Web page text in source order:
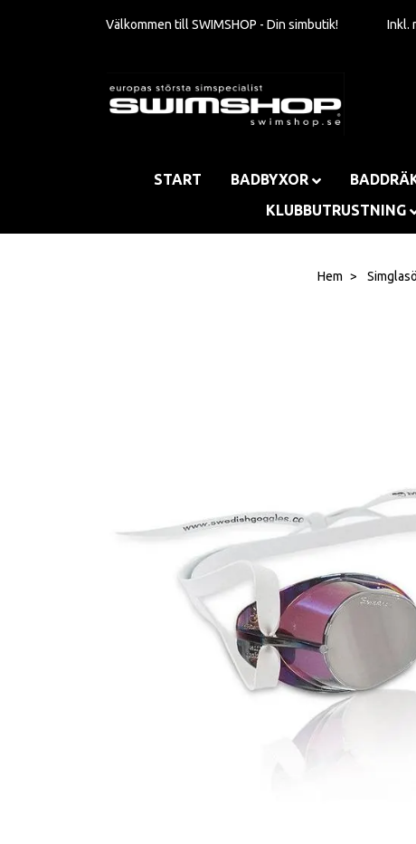
Välkommen till SWIMSHOP - Din simbutik! Inkl.
START BADBYXOR
KLUBBUTRUSTNING
Hem